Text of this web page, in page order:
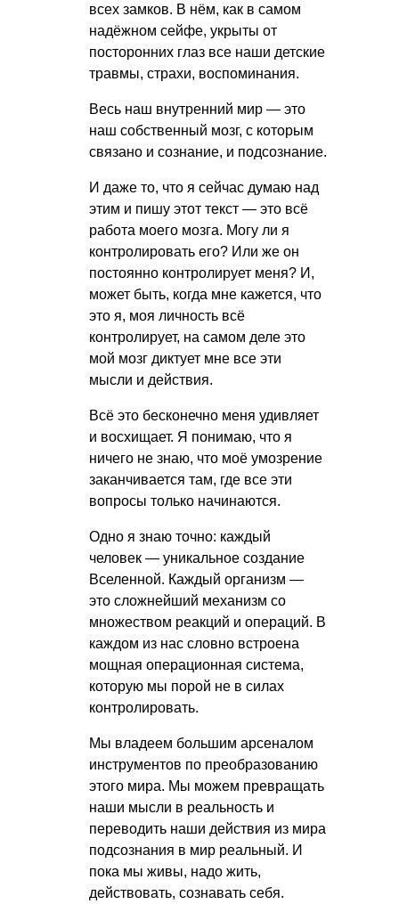
всех замков. В нём, как в самом
надёжном сейфе, укрыты от
посторонних глаз все наши детские
травмы, страхи, воспоминания.
Весь наш внутренний мир — это
наш собственный мозг, с которым
связано и сознание, и подсознание.
И даже то, что я сейчас думаю над
этим и пишу этот текст — это всё
работа моего мозга. Могу ли я
контролировать его? Или же он
постоянно контролирует меня? И,
может быть, когда мне кажется, что
это я, моя личность всё
контролирует, на самом деле это
мой мозг диктует мне все эти
мысли и действия.
Всё это бесконечно меня удивляет
и восхищает. Я понимаю, что я
ничего не знаю, что моё умозрение
заканчивается там, где все эти
вопросы только начинаются.
Одно я знаю точно: каждый
человек — уникальное создание
Вселенной. Каждый организм —
это сложнейший механизм со
множеством реакций и операций. В
каждом из нас словно встроена
мощная операционная система,
которую мы порой не в силах
контролировать.
Мы владеем большим арсеналом
инструментов по преобразованию
этого мира. Мы можем превращать
наши мысли в реальность и
переводить наши действия из мира
подсознания в мир реальный. И
пока мы живы, надо жить,
действовать, сознавать себя.